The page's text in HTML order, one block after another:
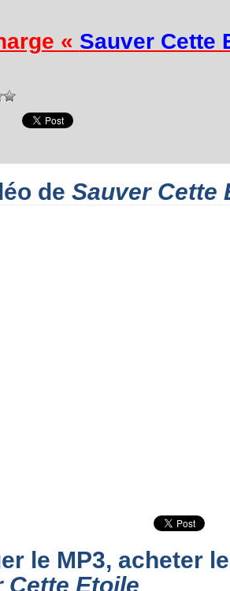
« Sauver Cette
de Sauver Cette
le MP3, acheter
Cette Etoile